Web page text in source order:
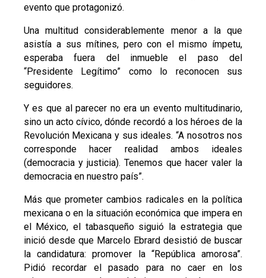
evento que protagonizó.
Una multitud considerablemente menor a la que
asistía a sus mítines, pero con el mismo ímpetu,
esperaba fuera del inmueble el paso del
“Presidente Legítimo” como lo reconocen sus
seguidores.
Y es que al parecer no era un evento multitudinario,
sino un acto cívico, dónde recordó a los héroes de la
Revolución Mexicana y sus ideales. “A nosotros nos
corresponde hacer realidad ambos ideales
(democracia y justicia). Tenemos que hacer valer la
democracia en nuestro país”.
Más que prometer cambios radicales en la política
mexicana o en la situación económica que impera en
el México, el tabasqueño siguió la estrategia que
inició desde que Marcelo Ebrard desistió de buscar
la candidatura: promover la “República amorosa”.
Pidió recordar el pasado para no caer en los